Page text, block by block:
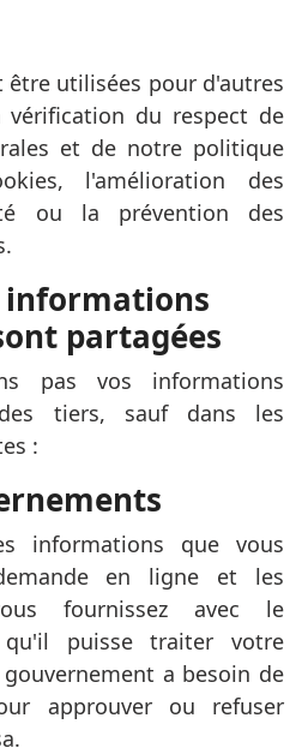
être utilisées pour d'autres
du respect de
et de notre politique
l'amélioration des
ou la prévention des
informations
partagées
pas vos informations
tiers, sauf dans les
:
informations que vous
en ligne et les
fournissez avec le
qu'il puisse traiter votre
a besoin de
approuver ou refuser